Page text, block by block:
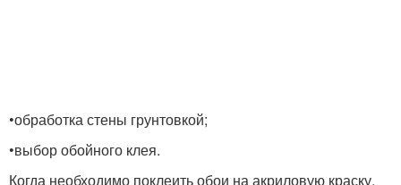
•обработка стены грунтовкой;
•выбор обойного клея.
Когда необходимо поклеить обои на акриловую краску,